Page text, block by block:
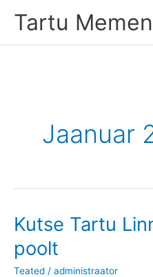
Tartu
Jaanuar
Kutse Tartu
poolt
Teated / administraator